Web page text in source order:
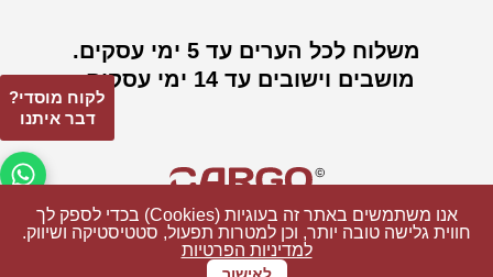
משלוח לכל הערים עד 5 ימי עסקים.
מושבים וישובים עד 14 ימי עסקים.
© כל הזכויות שמורות ל CARGO
בניה: קרגו בניית אתרים
אנו משתמשים באתר זה בעוגיות (Cookies) בכדי לספק לך
חווית גלישה טובה יותר, וכן למטרות תפעול, סטטיסטיקה ושיווק.
למדיניות הפרטיות
אנו משתמשים באתר זה בעוגיות (Cookies) בכדי לספק לך
חווית גלישה טובה יותר, וכן למטרות תפעול, סטטיסטיקה ושיווק.
למדיניות הפרטיות
לקוח מוסדי?
דבר איתנו